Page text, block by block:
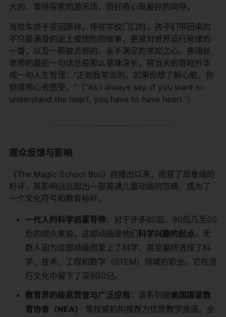
大的、等待探索的游乐场，而好奇心是最好的向导。
当校车终于变回原样，停在学校门口时，孩子们带回来的
不只是满身的泥土或惊险的故事，更是对世界运行规律的
一瞥，以及一颗被点燃的、永不满足的求知之心。弗瑞丝
老师的最后一句话总是那么意味深长，将当天的冒险升华
成一句人生哲理：“正如我常说的，如果你想了解心脏，你
就得用心去感受。”（“As I always say, if you want to
understand the heart, you have to have heart.”）
观众反馈与影响
《The Magic School Bus》自播出以来，收获了现象级的
好评，其影响远远超出一部普通儿童动画的范畴，成为了
一个文化符号和教育标杆。
一代人的科学启蒙导师 ：对于许多80后、90后乃至00
后的观众来说，这部动画是他们科学兴趣的起点。无
数人因为这部动画而爱上了科学，甚至最终选择了科
学、技术、工程和数学（STEM）领域的职业。它在流
行文化中留下了深刻印记。
教育界的极高赞誉与广泛应用 ：该系列被美国国家教
育协会（NEA）
​ 等权威机构推荐为优质教学资源。全